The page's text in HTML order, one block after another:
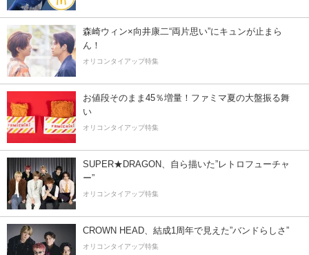
森崎ウィン×向井康二“両片思い”にキュンが止まら
ん！
オリコンタイアップ特集
お値段そのまま45％増量！ファミマ夏の大盤振る舞
い
オリコンタイアップ特集
SUPER★DRAGON、自ら描いた”レトロフューチャ
ー”
オリコンタイアップ特集
CROWN HEAD、結成1周年で見えた”バンドらしさ”
オリコンタイアップ特集